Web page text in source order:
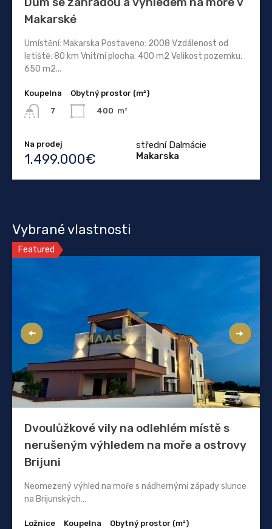
Makarské
Umístění: Makarska Postaveno: 2008 Vzdálenost od
letiště: 80 km Vnitřní plocha: 400 m2 Velikost pozemku:
650 m2...
Koupelna
7
Obytný prostor (m²)
400 m²
Na prodej
1.499.000€
střední Dalmácie
Makarska
Vybrané vlastnosti
Featured
Dvoulůžkové vily na odlehlém místě s
nerušeným výhledem na moře a ostrovy
Brijuni
Neomezený výhled na moře s nádhernými západy slunce
na Brijunských…
Ložnice
Koupelna
Obytný prostor (m²)